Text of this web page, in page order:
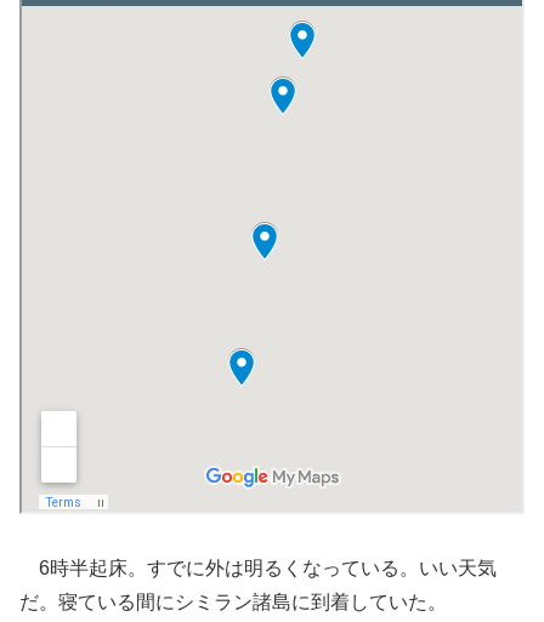
6時半起床。すでに外は明るくなっている。いい天気
だ。寝ている間にシミラン諸島に到着していた。